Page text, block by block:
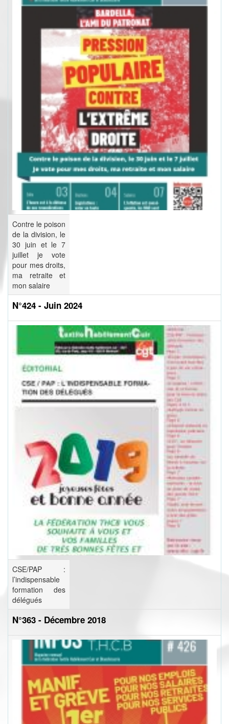
Contre le poison
de la division, le
30 juin et le 7
juillet je vote
pour mes droits,
ma retraite et
mon salaire
N°424 - Juin 2024
CSE/PAP :
l’indispensable
formation des
délégués
N°363 - Décembre 2018